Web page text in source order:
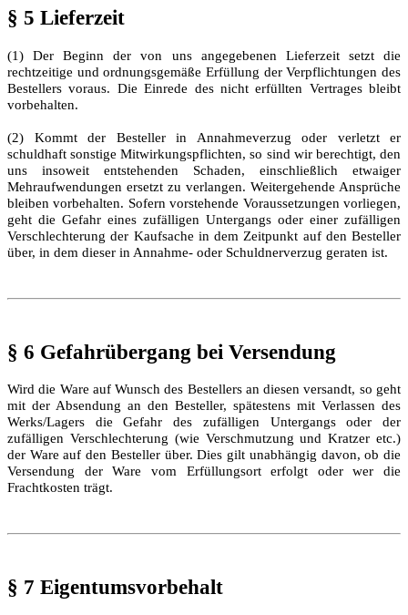
§ 5 Lieferzeit
(1) Der Beginn der von uns angegebenen Lieferzeit setzt die
rechtzeitige und ordnungsgemäße Erfüllung der Verpflichtungen des
Bestellers voraus. Die Einrede des nicht erfüllten Vertrages bleibt
vorbehalten.
(2) Kommt der Besteller in Annahmeverzug oder verletzt er
schuldhaft sonstige Mitwirkungspflichten, so sind wir berechtigt, den
uns insoweit entstehenden Schaden, einschließlich etwaiger
Mehraufwendungen ersetzt zu verlangen. Weitergehende Ansprüche
bleiben vorbehalten. Sofern vorstehende Voraussetzungen vorliegen,
geht die Gefahr eines zufälligen Untergangs oder einer zufälligen
Verschlechterung der Kaufsache in dem Zeitpunkt auf den Besteller
über, in dem dieser in Annahme- oder Schuldnerverzug geraten ist.
§ 6 Gefahrübergang bei Versendung
Wird die Ware auf Wunsch des Bestellers an diesen versandt, so geht
mit der Absendung an den Besteller, spätestens mit Verlassen des
Werks/Lagers die Gefahr des zufälligen Untergangs oder der
zufälligen Verschlechterung (wie Verschmutzung und Kratzer etc.)
der Ware auf den Besteller über. Dies gilt unabhängig davon, ob die
Versendung der Ware vom Erfüllungsort erfolgt oder wer die
Frachtkosten trägt.
§ 7 Eigentumsvorbehalt